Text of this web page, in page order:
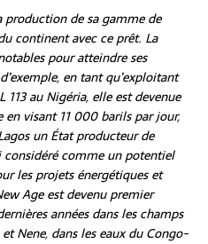
de sa gamme de
continent avec ce prêt. La
pour atteindre ses
en tant qu’exploitant
au Nigéria, elle est devenue
visant 11 000 barils par jour,
un État producteur de
considéré comme un potentiel
les projets énergétiques et
Age est devenu premier
années dans les champs
Nene, dans les eaux du Congo-